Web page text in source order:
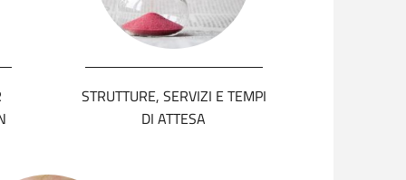
STRUTTURE, SERVIZI E TEMPI
DI ATTESA